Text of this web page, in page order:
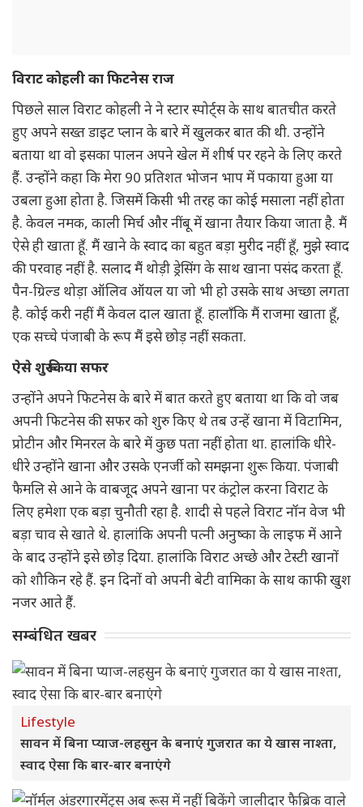
विराट कोहली का फिटनेस राज
पिछले साल विराट कोहली ने ने स्टार स्पोर्ट्स के साथ बातचीत करते
हुए अपने सख्त डाइट प्लान के बारे में खुलकर बात की थी. उन्होंने
बताया था वो इसका पालन अपने खेल में शीर्ष पर रहने के लिए करते
हैं. उन्होंने कहा कि मेरा 90 प्रतिशत भोजन भाप में पकाया हुआ या
उबला हुआ होता है. जिसमें किसी भी तरह का कोई मसाला नहीं होता
है. केवल नमक, काली मिर्च और नींबू में खाना तैयार किया जाता है. मैं
ऐसे ही खाता हूँ. मैं खाने के स्वाद का बहुत बड़ा मुरीद नहीं हूँ, मुझे स्वाद
की परवाह नहीं है. सलाद मैं थोड़ी ड्रेसिंग के साथ खाना पसंद करता हूँ.
पैन-ग्रिल्ड थोड़ा ऑलिव ऑयल या जो भी हो उसके साथ अच्छा लगता
है. कोई करी नहीं मैं केवल दाल खाता हूँ. हालाँकि मैं राजमा खाता हूँ,
एक सच्चे पंजाबी के रूप मैं इसे छोड़ नहीं सकता.
ऐसे शुरू किया सफर
उन्होंने अपने फिटनेस के बारे में बात करते हुए बताया था कि वो जब
अपनी फिटनेस की सफर को शुरु किए थे तब उन्हें खाना में विटामिन,
प्रोटीन और मिनरल के बारे में कुछ पता नहीं होता था. हालांकि धीरे-
धीरे उन्होंने खाना और उसके एनर्जी को समझना शुरू किया. पंजाबी
फैमलि से आने के वाबजूद अपने खाना पर कंट्रोल करना विराट के
लिए हमेशा एक बड़ा चुनौती रहा है. शादी से पहले विराट नॉन वेज भी
बड़ा चाव से खाते थे. हालांकि अपनी पत्नी अनुष्का के लाइफ में आने
के बाद उन्होंने इसे छोड़ दिया. हालांकि विराट अच्छे और टेस्टी खानों
को शौकिन रहे हैं. इन दिनों वो अपनी बेटी वामिका के साथ काफी खुश
नजर आते हैं.
सम्बंधित खबर
Lifestyle
सावन में बिना प्याज-लहसुन के बनाएं गुजरात का ये खास नाश्ता,
स्वाद ऐसा कि बार-बार बनाएंगे